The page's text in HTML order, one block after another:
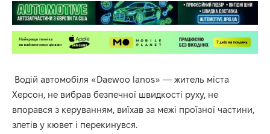
Водій автомобіля «Daewoo lanos» — житель міста
Херсон, не вибрав безпечної швидкості руху, не
впорався з керуванням, виїхав за межі проїзної частини,
злетів у кювет і перекинувся.